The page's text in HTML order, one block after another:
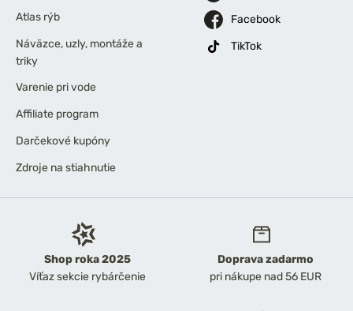
Shop roka 2025
Víťaz sekcie rybárčenie
Doprava zadarmo
pri nákupe nad 56 EUR
Atlas rýb
Náväzce, uzly, montáže a
triky
Varenie pri vode
Affiliate program
Darčekové kupóny
Zdroje na stiahnutie
Facebook
TikTok